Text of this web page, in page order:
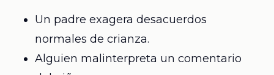
Un padre exagera desacuerdos
normales de crianza.
Alguien malinterpreta un comentario